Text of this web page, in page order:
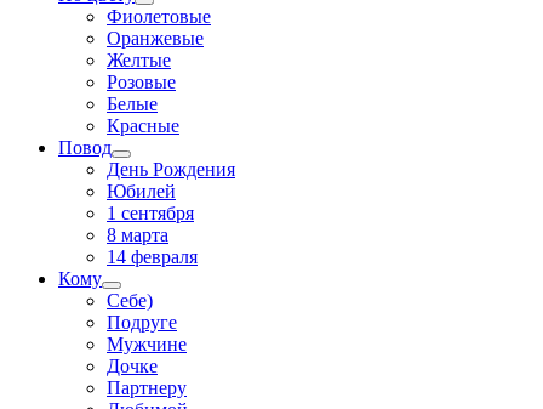
Фиолетовые
Оранжевые
Желтые
Розовые
Белые
Красные
Повод
День Рождения
Юбилей
1 сентября
8 марта
14 февраля
Кому
Себе)
Подруге
Мужчине
Дочке
Партнеру